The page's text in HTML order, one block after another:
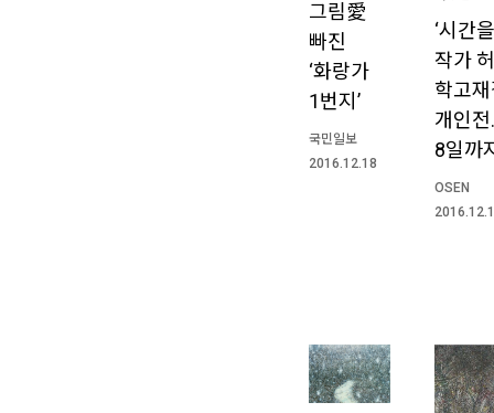
그림愛
빠진
‘화랑가
1번지’
국민일보
2016.12.18
‘시간
작가
학고
개인
8일까
OSEN